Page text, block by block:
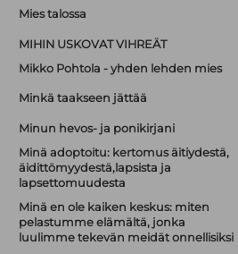
Mies talossa
MIHIN USKOVAT VIHREÄT
Mikko Pohtola - yhden lehden mies
Minkä taakseen jättää
Minun hevos- ja ponikirjani
Minä adoptoitu: kertomus äitiydestä,
äidittömyydestä,lapsista ja
lapsettomuudesta
Minä en ole kaiken keskus: miten
pelastumme elämältä, jonka
luulimme tekevän meidät onnellisiksi